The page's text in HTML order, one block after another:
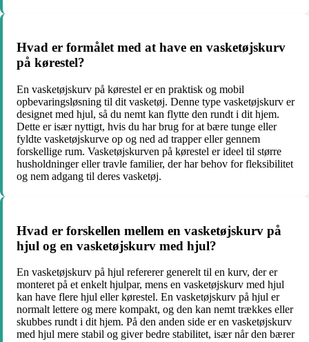
Hvad er formålet med at have en vasketøjskurv
på kørestel?
En vasketøjskurv på kørestel er en praktisk og mobil
opbevaringsløsning til dit vasketøj. Denne type vasketøjskurv er
designet med hjul, så du nemt kan flytte den rundt i dit hjem.
Dette er især nyttigt, hvis du har brug for at bære tunge eller
fyldte vasketøjskurve op og ned ad trapper eller gennem
forskellige rum. Vasketøjskurven på kørestel er ideel til større
husholdninger eller travle familier, der har behov for fleksibilitet
og nem adgang til deres vasketøj.
Hvad er forskellen mellem en vasketøjskurv på
hjul og en vasketøjskurv med hjul?
En vasketøjskurv på hjul refererer generelt til en kurv, der er
monteret på et enkelt hjulpar, mens en vasketøjskurv med hjul
kan have flere hjul eller kørestel. En vasketøjskurv på hjul er
normalt lettere og mere kompakt, og den kan nemt trækkes eller
skubbes rundt i dit hjem. På den anden side er en vasketøjskurv
med hjul mere stabil og giver bedre stabilitet, især når den bærer